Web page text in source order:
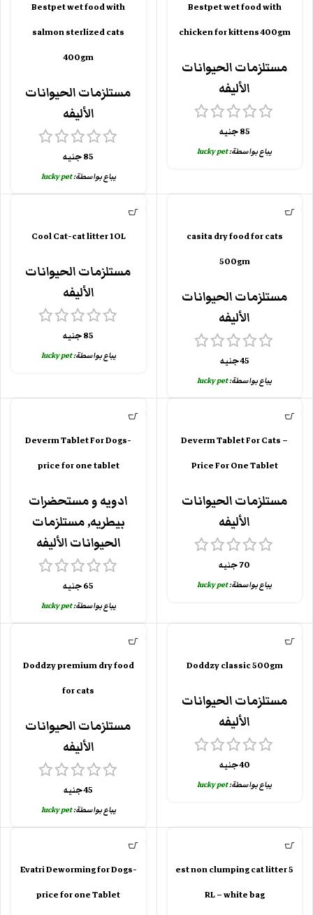
Bestpet wet food with
chicken for kittens 400gm
مستلزمات الحيوانات
الأليفه
85جنيه
يباع بواسطة:lucky pet
Bestpet wet food with
salmon sterlized cats
400gm
مستلزمات الحيوانات
الأليفه
85جنيه
يباع بواسطة:lucky pet
casita dry food for cats
500gm
مستلزمات الحيوانات
الأليفه
45جنيه
يباع بواسطة:lucky pet
Cool Cat-cat litter 1OL
مستلزمات الحيوانات
الأليفه
85جنيه
يباع بواسطة:lucky pet
Deverm Tablet For Cats –
Price For One Tablet
مستلزمات الحيوانات
الأليفه
70جنيه
يباع بواسطة:lucky pet
Deverm Tablet For Dogs-
price for one tablet
ادويه و مستحضرات
بيطريه,مستلزمات
الحيوانات الأليفه
65جنيه
يباع بواسطة:lucky pet
Doddzy classic 500gm
مستلزمات الحيوانات
الأليفه
40جنيه
يباع بواسطة:lucky pet
Doddzy premium dry food
for cats
مستلزمات الحيوانات
الأليفه
45جنيه
يباع بواسطة:lucky pet
est non clumping cat litter 5
L – white bag‏R
Evatri Deworming for Dogs-
price for one Tablet